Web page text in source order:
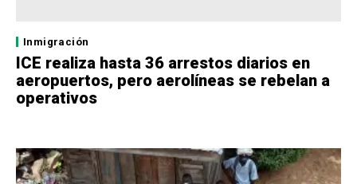
Inmigración
ICE realiza hasta 36 arrestos diarios en
aeropuertos, pero aerolíneas se rebelan a
operativos